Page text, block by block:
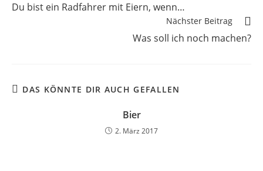
Du bist ein Radfahrer mit Eiern, wenn…
Nächster Beitrag
Was soll ich noch machen?
DAS KÖNNTE DIR AUCH GEFALLEN
Bier
2. März 2017